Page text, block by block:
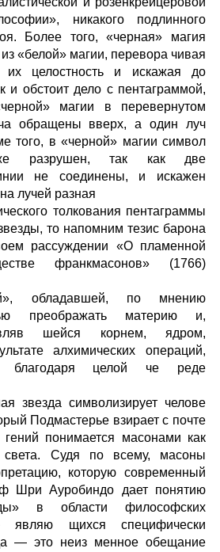
никакого подлинного
Более того, «черная» магия
«белой» магии, перевора чивая
их целостность и искажая до
и обстоит дело с пентаграммой,
магии в перевернутом
обращены вверх, а один луч
того, в «черной» магии символ
разрушен, так как две
не соединены, и искажен
лучей разная
толкования пентаграммы
то напомним тезис барона
рассуждении «О пламенной
франкмасонов» (1766)
обладавшей, по мнению
преображать материю и,
шейся корнем, ядром,
алхимических операций,
благодаря целой че реде
звезда символизирует челове
Подмастерье взирает с почте
понимается масонами как
света. Судя по всему, масоны
которую современный
Шри Ауробиндо дает понятию
в области философских
являю щихся специфически
— это неиз менное обещание